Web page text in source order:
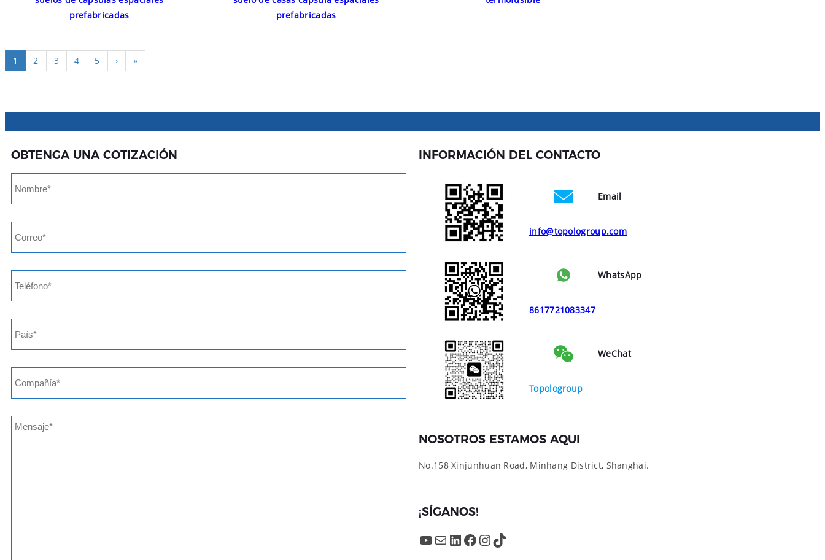
prefabricadas
prefabricadas
1 2 3 4 5 › »
OBTENGA UNA COTIZACIÓN INFORMACIÓN DEL CONTACTO
Email
info@topologroup.com
WhatsApp
8617721083347
WeChat
Topologroup
NOSOTROS ESTAMOS AQUI
No.158 Xinjunhuan Road, Minhang District, Shanghai.
¡SÍGANOS!
YouTube Mail LinkedIn Facebook InstagramTikTok